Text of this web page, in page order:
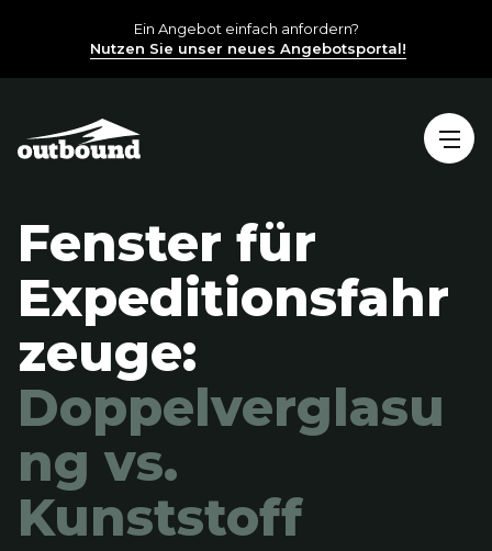
Ein Angebot einfach anfordern?
Nutzen Sie unser neues Angebotsportal!
Fenster für
Expeditionsfahr
zeuge:
Doppelverglasu
ng vs.
Kunststoff